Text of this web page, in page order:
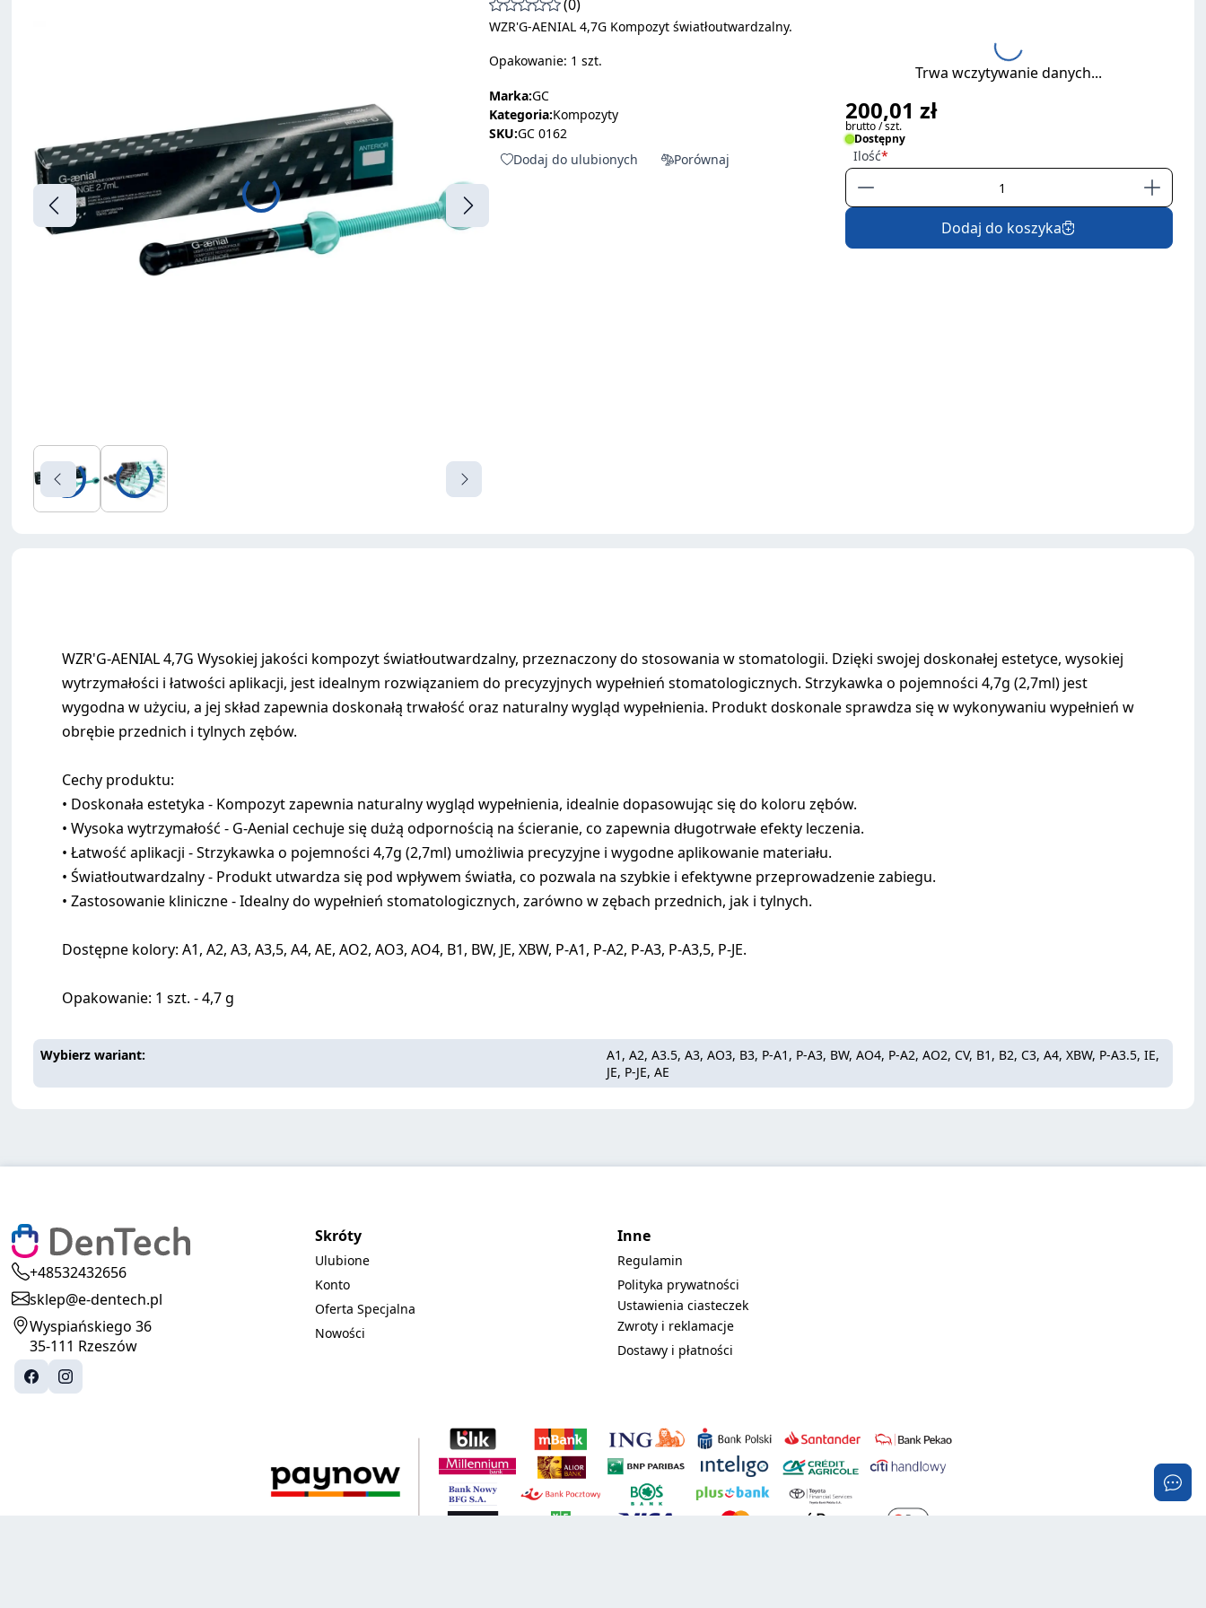
(0)
WZR'G-AENIAL 4,7G Kompozyt światłoutwardzalny.
Opakowanie: 1 szt.
Marka:GC
Kategoria:Kompozyty
SKU:GC 0162
Dodaj do ulubionych
Porównaj
Trwa wczytywanie danych...
200,01 zł
brutto / szt.
Dostępny
Ilość
Dodaj do koszyka
WZR'G-AENIAL 4,7G Wysokiej jakości kompozyt światłoutwardzalny, przeznaczony do stosowania w stomatologii. Dzięki swojej doskonałej estetyce, wysokiej
wytrzymałości i łatwości aplikacji, jest idealnym rozwiązaniem do precyzyjnych wypełnień stomatologicznych. Strzykawka o pojemności 4,7g (2,7ml) jest
wygodna w użyciu, a jej skład zapewnia doskonałą trwałość oraz naturalny wygląd wypełnienia. Produkt doskonale sprawdza się w wykonywaniu wypełnień w
obrębie przednich i tylnych zębów.
Cechy produktu:
• Doskonała estetyka - Kompozyt zapewnia naturalny wygląd wypełnienia, idealnie dopasowując się do koloru zębów.
• Wysoka wytrzymałość - G-Aenial cechuje się dużą odpornością na ścieranie, co zapewnia długotrwałe efekty leczenia.
• Łatwość aplikacji - Strzykawka o pojemności 4,7g (2,7ml) umożliwia precyzyjne i wygodne aplikowanie materiału.
• Światłoutwardzalny - Produkt utwardza się pod wpływem światła, co pozwala na szybkie i efektywne przeprowadzenie zabiegu.
• Zastosowanie kliniczne - Idealny do wypełnień stomatologicznych, zarówno w zębach przednich, jak i tylnych.
Dostępne kolory: A1, A2, A3, A3,5, A4, AE, AO2, AO3, AO4, B1, BW, JE, XBW, P-A1, P-A2, P-A3, P-A3,5, P-JE.
Opakowanie: 1 szt. - 4,7 g
Wybierz wariant
A1, A2, A3.5, A3, AO3, B3, P-A1, P-A3, BW, AO4, P-A2, AO2, CV, B1, B2, C3, A4, XBW, P-A3.5, IE,
JE, P-JE, AE
+48532432656
sklep@e-dentech.pl
Wyspiańskiego 36
35-111 Rzeszów
Skróty
Ulubione
Konto
Oferta Specjalna
Nowości
Inne
Regulamin
Polityka prywatności
Ustawienia ciasteczek
Zwroty i reklamacje
Dostawy i płatności